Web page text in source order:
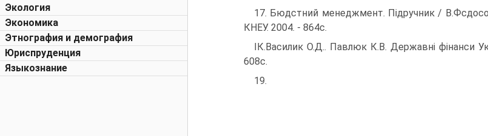
Экология
Экономика
Этнография и демография
Юриспруденция
Языкознание
17. Бюдстний менеджмент. Підручник /
КНЕУ. 2004. - 864с.
ІК.Василик О.Д.. Павлюк К.В. Державні фінанси
608с.
19.